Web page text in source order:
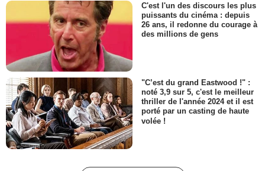
C'est l'un des discours les plus
puissants du cinéma : depuis
26 ans, il redonne du courage à
des millions de gens
"C’est du grand Eastwood !" :
noté 3,9 sur 5, c'est le meilleur
thriller de l'année 2024 et il est
porté par un casting de haute
volée !